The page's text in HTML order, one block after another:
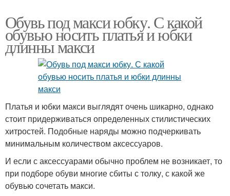
Обувь под макси юбку. С какой
обувью носить платья и юбки
длинны макси
Платья и юбки макси выглядят очень шикарно, однако
стоит придерживаться определенных стилистических
хитростей. Подобные наряды можно подчеркивать
минимальным количеством аксессуаров.
И если с аксессуарами обычно проблем не возникает, то
при подборе обуви многие сбиты с толку, с какой же
обувью сочетать макси.